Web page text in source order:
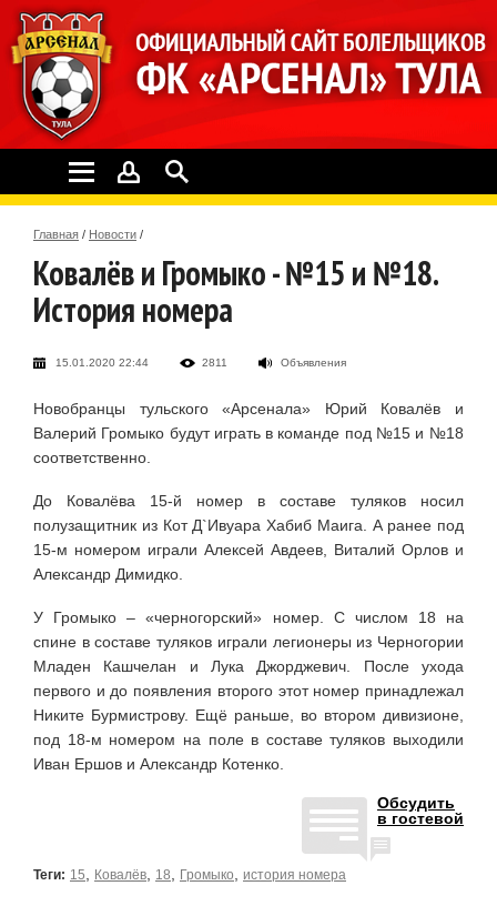
Главная / Новости /
Ковалёв и Громыко - №15 и №18.
История номера
15.01.2020 22:44 2811 Объявления
Новобранцы тульского «Арсенала» Юрий Ковалёв и
Валерий Громыко будут играть в команде под №15 и №18
соответственно.
До Ковалёва 15-й номер в составе туляков носил
полузащитник из Кот Д`Ивуара Хабиб Маига. А ранее под
15-м номером играли Алексей Авдеев, Виталий Орлов и
Александр Димидко.
У Громыко – «черногорский» номер. С числом 18 на
спине в составе туляков играли легионеры из Черногории
Младен Кашчелан и Лука Джорджевич. После ухода
первого и до появления второго этот номер принадлежал
Никите Бурмистрову. Ещё раньше, во втором дивизионе,
под 18-м номером на поле в составе туляков выходили
Иван Ершов и Александр Котенко.
Обсудить
в гостевой
Теги: 15 Ковалёв 18 Громыко история номера